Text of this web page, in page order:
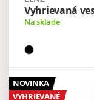
Vyhrievaná
Na sklade
NOVINKA
VYHRIEVANÉ